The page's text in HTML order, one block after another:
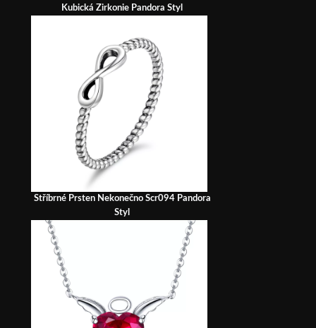
Kubická Zirkonie Pandora Styl
Stříbrné Prsten Nekonečno Scr094 Pandora
Styl